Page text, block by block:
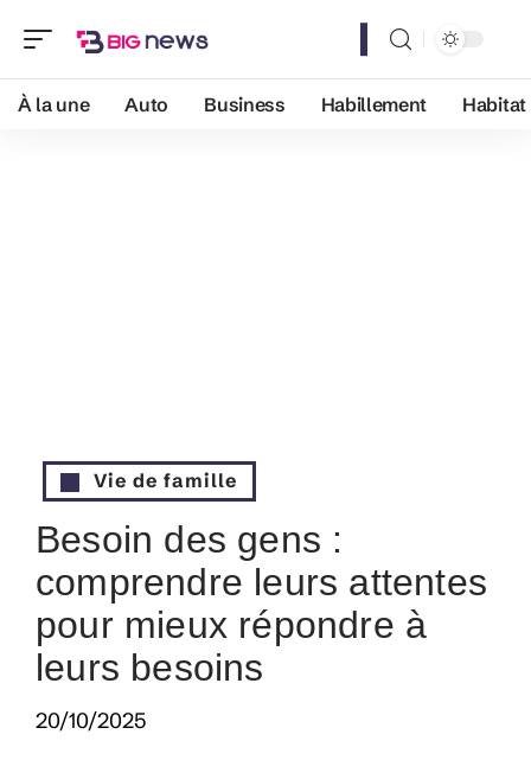
À la une Auto Business Habillement Habitat
Vie de famille
Besoin des gens :
comprendre leurs attentes
pour mieux répondre à
leurs besoins
20/10/2025